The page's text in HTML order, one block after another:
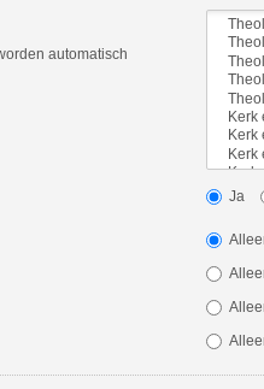
automatisch
Ja